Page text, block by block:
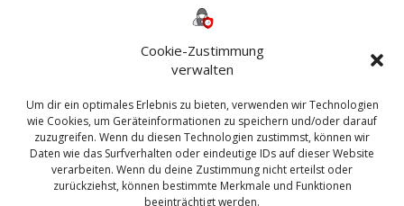
Cookie-Zustimmung
verwalten
Um dir ein optimales Erlebnis zu bieten, verwenden wir Technologien
wie Cookies, um Geräteinformationen zu speichern und/oder darauf
zuzugreifen. Wenn du diesen Technologien zustimmst, können wir
Daten wie das Surfverhalten oder eindeutige IDs auf dieser Website
verarbeiten. Wenn du deine Zustimmung nicht erteilst oder
zurückziehst, können bestimmte Merkmale und Funktionen
beeinträchtigt werden.
Bautagebuch
Exchange firewall Fritzbox
Microsoft
Sanierung SBS Security Server Sicherheit
Sicherung SIEM Sophos SSL Ubuntu
Update Upgrade UTM VCenter VCSA Veeam
VMWare VPN WAZUH Windows
Zertifikat